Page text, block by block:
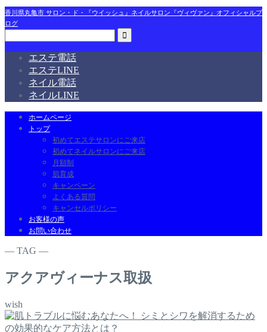
香川県丸亀市 サロン・ド・『ウイッシュ』ネイルサロン『ヴィヴァン』オフィシャルブ
ログ
エステ電話
エステLINE
ネイル電話
ネイルLINE
ホームページ
トップ
初めてエステサロンにご来店
初めてネイルサロンにご来店
月額制
肌育成
キャンペーン
よくある質問
キャンセルポリシー
お客様の声
お問い合わせ
― TAG ―
アクアヴィーナス取扱
wish